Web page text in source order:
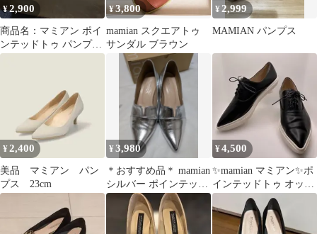
¥2,900
商品名：マミアン ポイ
ンテッドトゥ パンプス
黒 21.5cm
¥3,800
mamian スクエアトゥ
サンダル ブラウン
¥ 2,999
MAMIAN パンプス
¥2,400
美品 マミアン パン
プス 23cm
¥3,980
＊おすすめ品＊ mamian
シルバー ポインテッド
トゥ パンプス
¥4,500
✨mamian マミアン✨ポ
インテッドトゥ オック
スフォード スニーカ
ー